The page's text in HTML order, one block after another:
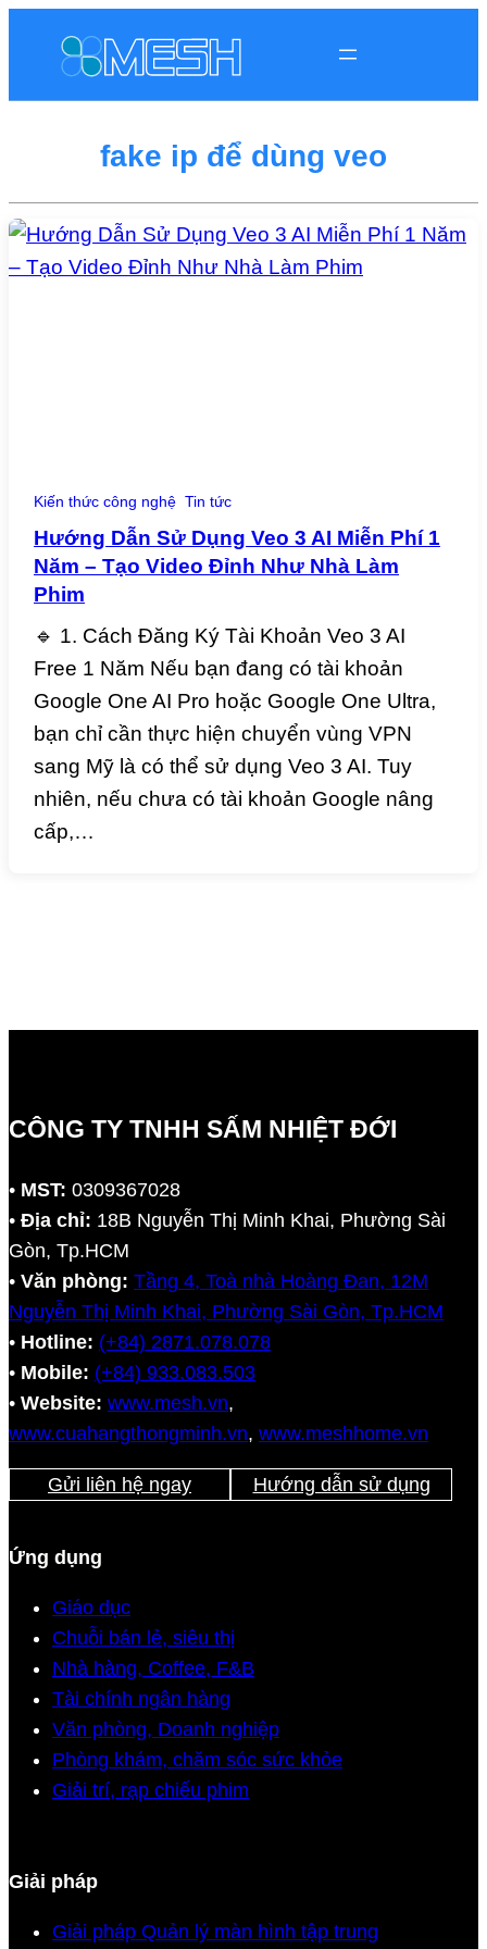
fake ip để dùng veo
Kiến thức công nghệ Tin tức
Hướng Dẫn Sử Dụng Veo 3 AI Miễn Phí 1
Năm – Tạo Video Đỉnh Như Nhà Làm
Phim
🔹 1. Cách Đăng Ký Tài Khoản Veo 3 AI
Free 1 Năm Nếu bạn đang có tài khoản
Google One AI Pro hoặc Google One Ultra,
bạn chỉ cần thực hiện chuyển vùng VPN
sang Mỹ là có thể sử dụng Veo 3 AI. Tuy
nhiên, nếu chưa có tài khoản Google nâng
cấp,…
CÔNG TY TNHH SẤM NHIỆT ĐỚI
• MST: 0309367028
• Địa chỉ: 18B Nguyễn Thị Minh Khai, Phường Sài
Gòn, Tp.HCM
• Văn phòng: Tầng 4, Toà nhà Hoàng Đan, 12M
Nguyễn Thị Minh Khai, Phường Sài Gòn, Tp.HCM
• Hotline: (+84) 2871.078.078
• Mobile: (+84) 933.083.503
• Website: www.mesh.vn,
www.cuahangthongminh.vn, www.meshhome.vn
Gửi liên hệ ngay Hướng dẫn sử dụng
Ứng dụng
Giáo dục
Chuỗi bán lẻ, siêu thị
Nhà hàng, Coffee, F&B
Tài chính ngân hàng
Văn phòng, Doanh nghiệp
Phòng khám, chăm sóc sức khỏe
Giải trí, rạp chiếu phim
Giải pháp
Giải pháp Quản lý màn hình tập trung